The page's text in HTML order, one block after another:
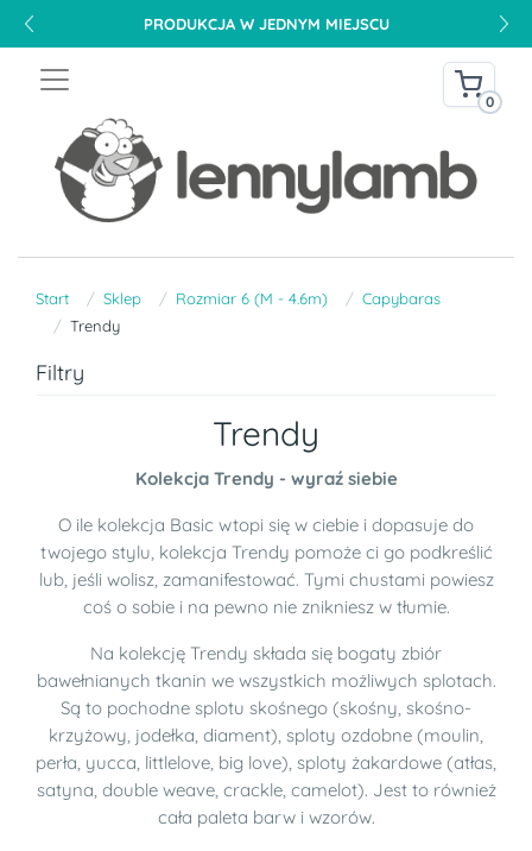
PRODUKCJA W JEDNYM MIEJSCU
0
Start Sklep Rozmiar 6 (M - 4.6m)
Capybaras
Trendy
Filtry
Trendy
Kolekcja Trendy - wyraź siebie
O ile kolekcja Basic wtopi się w ciebie i dopasuje do
twojego stylu, kolekcja Trendy pomoże ci go podkreślić
lub, jeśli wolisz, zamanifestować. Tymi chustami powiesz
coś o sobie i na pewno nie znikniesz w tłumie.
Na kolekcję Trendy składa się bogaty zbiór
bawełnianych tkanin we wszystkich możliwych splotach.
Są to pochodne splotu skośnego (skośny, skośno-
krzyżowy, jodełka, diament), sploty ozdobne (moulin,
perła, yucca, littlelove, big love), sploty żakardowe (atłas,
satyna, double weave, crackle, camelot). Jest to również
cała paleta barw i wzorów.